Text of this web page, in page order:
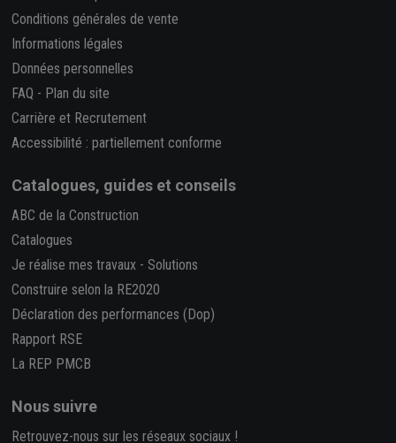
Conditions générales de vente
Informations légales
Données personnelles
FAQ - Plan du site
Carrière et Recrutement
Accessibilité : partiellement conforme
Catalogues, guides et conseils
ABC de la Construction
Catalogues
Je réalise mes travaux - Solutions
Construire selon la RE2020
Déclaration des performances (Dop)
Rapport RSE
La REP PMCB
Nous suivre
Retrouvez-nous sur les réseaux sociaux !